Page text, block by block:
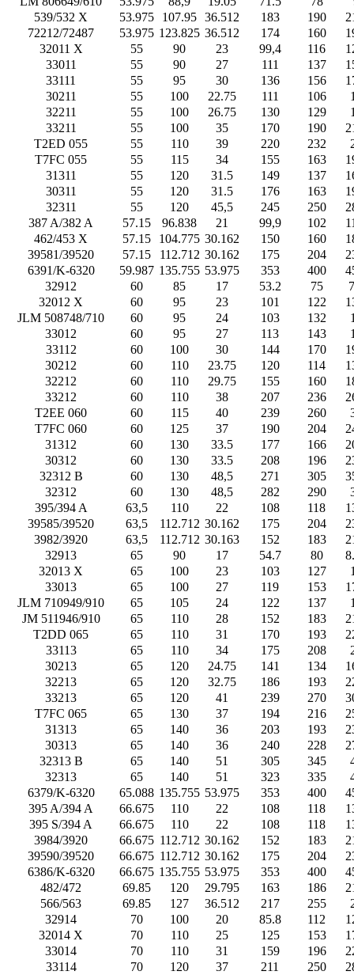
539/532 X
53.975 107.95 36.512 183 190
72212/72487
53.975 123.825 36.512 174 160
32011 X
55 90 23 99,4 116
33011
55 90 27 111 137
33111
55 95 30 136 156
30211
55 100 22.75 111 106
32211
55 100 26.75 130 129
33211
55 100 35 170 190
T2ED 055
55 110 39 220 232
T7FC 055
55 115 34 155 163
31311
55 120 31.5 149 137
30311
55 120 31.5 176 163
32311
55 120 45,5 245 250
387 A/382 A
57.15 96.838 21 99,9 102
462/453 X
57.15 104.775 30.162 150 160
39581/39520
57.15 112.712 30.162 175 204
6391/K-6320
59.987 135.755 53.975 353 400
32912
60 85 17 53.2 75
32012 X
60 95 23 101 122
JLM 508748/710
60 95 24 103 132
33012
60 95 27 113 143
33112
60 100 30 144 170
30212
60 110 23.75 120 114
32212
60 110 29.75 155 160
33212
60 110 38 207 236
T2EE 060
60 115 40 239 260
T7FC 060
60 125 37 190 204
31312
60 130 33.5 177 166
30312
60 130 33.5 208 196
32312 B
60 130 48,5 271 305
32312
60 130 48,5 282 290
395/394 A
63,5 110 22 108 118
39585/39520
63,5 112.712 30.162 175 204
3982/3920
63,5 112.712 30.163 152 183
32913
65 90 17 54.7 80
32013 X
65 100 23 103 127
33013
65 100 27 119 153
JLM 710949/910
65 105 24 122 137
JM 511946/910
65 110 28 152 183
T2DD 065
65 110 31 170 193
33113
65 110 34 175 208
30213
65 120 24.75 141 134
32213
65 120 32.75 186 193
33213
65 120 41 239 270
T7FC 065
65 130 37 194 216
31313
65 140 36 203 193
30313
65 140 36 240 228
32313 B
65 140 51 305 345
32313
65 140 51 323 335
6379/K-6320
65.088 135.755 53.975 353 400
395 A/394 A
66.675 110 22 108 118
395 S/394 A
66.675 110 22 108 118
3984/3920
66.675 112.712 30.162 152 183
39590/39520
66.675 112.712 30.162 175 204
6386/K-6320
66.675 135.755 53.975 353 400
482/472
69.85 120 29.795 163 186
566/563
69.85 127 36.512 217 255
32914
70 100 20 85.8 112
32014 X
70 110 25 125 153
33014
70 110 31 159 196
33114
70 120 37 211 250